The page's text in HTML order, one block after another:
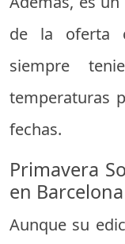
de la oferta
siempre
temperaturas
fechas.
Primavera
en Barcelona
Aunque su